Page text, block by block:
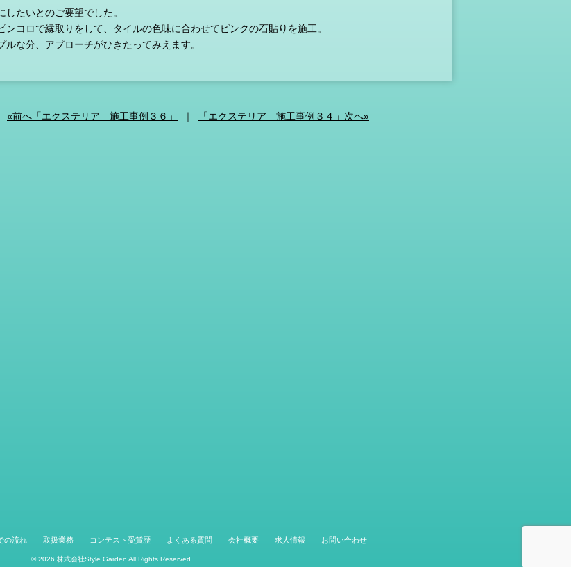
したいとのご要望でした。
ンコロで縁取りをして、タイルの色味に合わせてピンクの石貼りを施工。
ルな分、アプローチがひきたってみえます。
«前へ「エクステリア 施工事例３６」 ｜ 「エクステリア 施工事例３４」次へ»
の流れ 取扱業務 コンテスト受賞歴 よくある質問 会社概要 求人情報 お問い合わせ
© 2026 株式会社Style Garden All Rights Reserved.